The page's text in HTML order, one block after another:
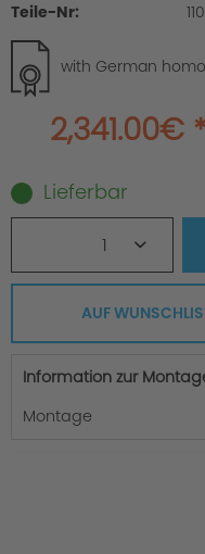
Teile-Nr:
with German
2,341.00€
Lieferbar
1
AUF
Information zur
Montage